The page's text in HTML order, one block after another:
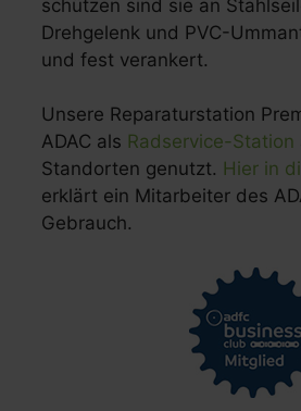
schützen sind sie an
Drehgelenk und PVC-
und fest verankert.
Unsere Reparaturstation
ADAC als Radservice-Station
Standorten genutzt. Hier in
erklärt ein Mitarbeiter des
Gebrauch.